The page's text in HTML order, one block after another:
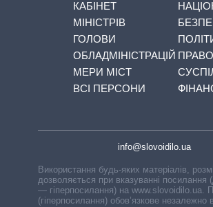
КАБІНЕТ
МІНІСТРІВ
ГОЛОВИ
ОБЛАДМІНІСТРАЦІЙ
МЕРИ МІСТ
ВСІ ПЕРСОНИ
ПРАВО
info@slovoidilo.ua
Використання будь-яких матеріалів,
дозволяється при вказуванні посилання
— гіперпосилання) на www.slovoidilo.ua.
(гіперпосилання) обов’язкове незалежно